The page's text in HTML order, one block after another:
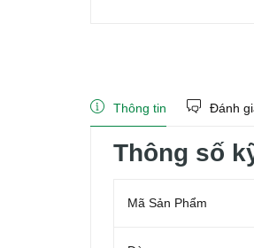
Thông tin Đánh
Thông số
Mã Sản Phẩm